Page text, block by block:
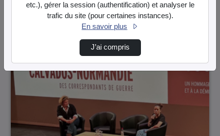
Prix Bayeux
17 vidéos trouvées dans ce thème
etc.), gérer la session (authentification) et analyser le
trafic du site (pour certaines instances).
En savoir plus
J’ai compris